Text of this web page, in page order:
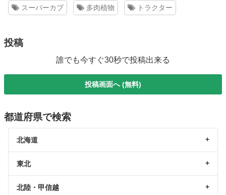
スーパーカブ 多肉植物 トラクター
投稿
誰でも今すぐ30秒で投稿出来る
投稿画面へ (無料)
都道府県で検索
北海道
東北
北陸・甲信越